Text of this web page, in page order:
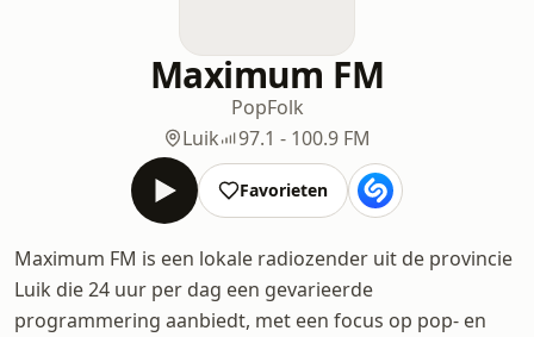
Maximum FM
PopFolk
Luik
97.1 - 100.9 FM
Favorieten
Maximum FM is een lokale radiozender uit de provincie
Luik die 24 uur per dag een gevarieerde
programmering aanbiedt, met een focus op pop- en